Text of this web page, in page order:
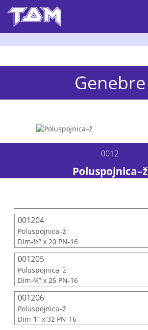
Genebre
0012
Poluspojnica–ž
001204
Poluspojnica–ž
Dim-½” x 20 PN-16
001205
Poluspojnica–ž
Dim-¾” x 25 PN-16
001206
Poluspojnica–ž
Dim-1” x 32 PN-16